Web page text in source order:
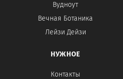
Вудноут
Вечная Ботаника
Лейзи Дейзи
НУЖНОЕ
Контакты